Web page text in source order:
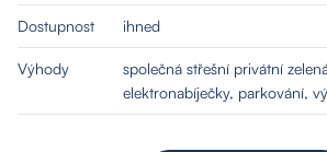
Dostupnost ihned
Výhody
společná střešní privátní
elektronabíječky, parkování,